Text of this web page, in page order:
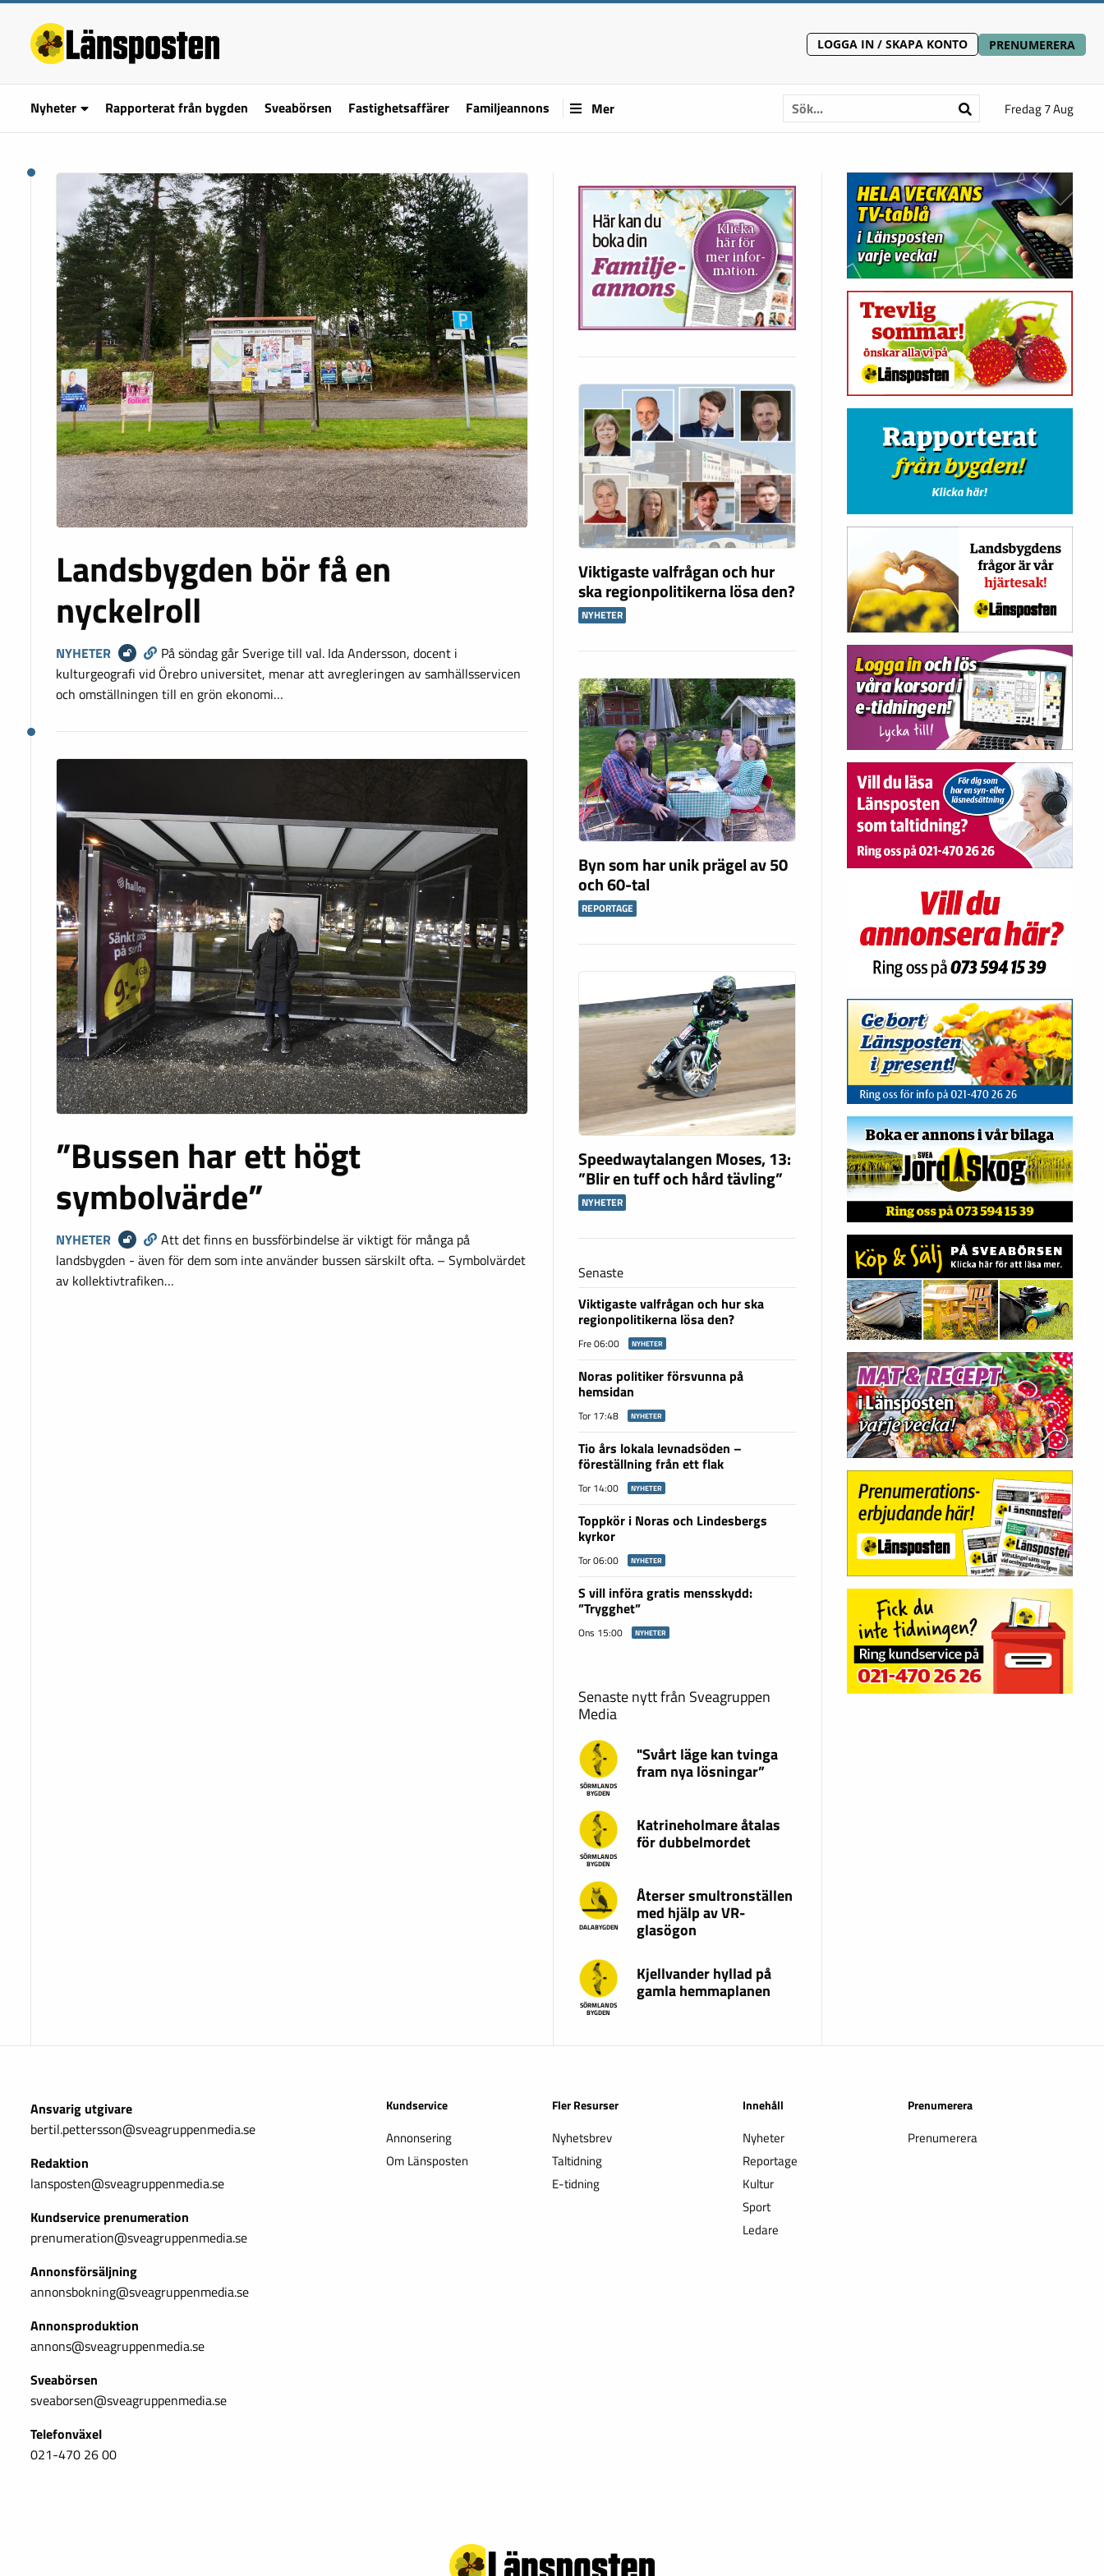
LOGGA IN / SKAPA KONTO PRENUMERERA
Nyheter Rapporterat från bygden Sveabörsen Fastighetsaffärer Familjeannons Mer Fredag 7 Aug
Landsbygden bör få en
nyckelroll
NYHETER
På söndag går Sverige till val. Ida Andersson, docent i
kulturgeografi vid Örebro universitet, menar att avregleringen av samhällsservicen
och omställningen till en grön ekonomi…
”Bussen har ett högt
symbolvärde”
NYHETER
Att det finns en bussförbindelse är viktigt för många på
landsbygden - även för dem som inte använder bussen särskilt ofta. – Symbolvärdet
av kollektivtrafiken…
Viktigaste valfrågan och hur
ska regionpolitikerna lösa den?
NYHETER
Byn som har unik prägel av 50
och 60-tal
REPORTAGE
Speedwaytalangen Moses, 13:
”Blir en tuff och hård tävling”
NYHETER
Senaste
Viktigaste valfrågan och hur ska
regionpolitikerna lösa den?
Fre 06:00 NYHETER
Noras politiker försvunna på
hemsidan
Tor 17:48 NYHETER
Tio års lokala levnadsöden –
föreställning från ett flak
Tor 14:00 NYHETER
Toppkör i Noras och Lindesbergs
kyrkor
Tor 06:00 NYHETER
S vill införa gratis mensskydd:
”Trygghet”
Ons 15:00 NYHETER
Senaste nytt från Sveagruppen
Media
SÖRMLANDS
BYGDEN
"Svårt läge kan tvinga
fram nya lösningar”
SÖRMLANDS
BYGDEN
Katrineholmare åtalas
för dubbelmordet
DALABYGDEN
Återser smultronställen
med hjälp av VR-
glasögon
SÖRMLANDS
BYGDEN
Kjellvander hyllad på
gamla hemmaplanen
Ansvarig utgivare
bertil.pettersson@sveagruppenmedia.se
Redaktion
lansposten@sveagruppenmedia.se
Kundservice prenumeration
prenumeration@sveagruppenmedia.se
Annonsförsäljning
annonsbokning@sveagruppenmedia.se
Annonsproduktion
annons@sveagruppenmedia.se
Sveabörsen
sveaborsen@sveagruppenmedia.se
Telefonväxel
021-470 26 00
Kundservice
Annonsering
Om Länsposten
Fler Resurser
Nyhetsbrev
Taltidning
E-tidning
Innehåll
Nyheter
Reportage
Kultur
Sport
Ledare
Prenumerera
Prenumerera